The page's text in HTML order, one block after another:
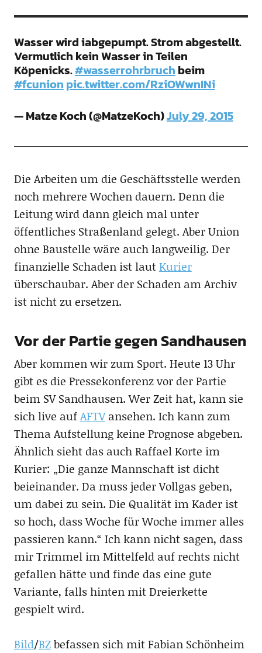
Wasser wird iabgepumpt. Strom abgestellt.
Vermutlich kein Wasser in Teilen
Köpenicks.#wasserrohrbruchbeim
#fcunionpic.twitter.com/RziOWwnINi
— Matze Koch (@MatzeKoch)July 29, 2015
Die Arbeiten um die Geschäftsstelle werden
noch mehrere Wochen dauern. Denn die
Leitung wird dann gleich mal unter
öffentliches Straßenland gelegt. Aber Union
ohne Baustelle wäre auch langweilig. Der
finanzielle Schaden ist lautKurier
überschaubar. Aber der Schaden am Archiv
ist nicht zu ersetzen.
Vor der Partie gegen Sandhausen
Aber kommen wir zum Sport. Heute 13 Uhr
gibt es die Pressekonferenz vor der Partie
beim SV Sandhausen. Wer Zeit hat, kann sie
sich live aufAFTVansehen. Ich kann zum
Thema Aufstellung keine Prognose abgeben.
Ähnlich sieht das auch Raffael Korte im
Kurier: „Die ganze Mannschaft ist dicht
beieinander. Da muss jeder Vollgas geben,
um dabei zu sein. Die Qualität im Kader ist
so hoch, dass Woche für Woche immer alles
passieren kann.“ Ich kann nicht sagen, dass
mir Trimmel im Mittelfeld auf rechts nicht
gefallen hätte und finde das eine gute
Variante, falls hinten mit Dreierkette
gespielt wird.
Bild/BZbefassen sich mit Fabian Schönheim